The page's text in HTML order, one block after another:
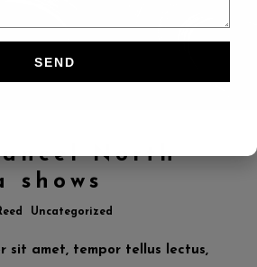
North
shows
Uncategorized
sit amet, tempor tellus lectus,